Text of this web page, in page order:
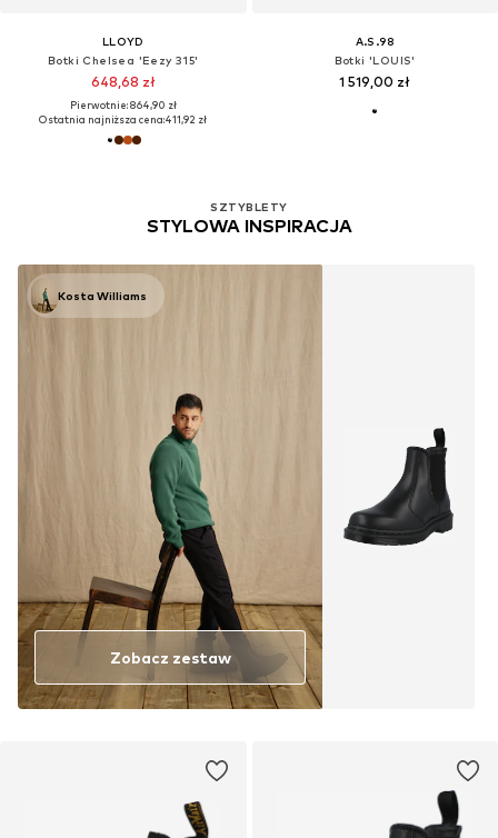
LLOYD
Botki Chelsea 'Eezy 315'
648,68 zł
Pierwotnie: 864,90 zł
Ostatnia najniższa cena:411,92 zł
A.S.98
Botki 'LOUIS'
1 519,00 zł
SZTYBLETY
STYLOWA INSPIRACJA
Kosta Williams
Zobacz zestaw